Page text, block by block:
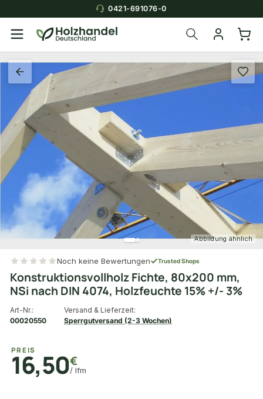
0421-691076-0
Abbildung ähnlich
Noch keine Bewertungen Trusted Shops
Konstruktionsvollholz Fichte, 80x200 mm,
NSi nach DIN 4074, Holzfeuchte 15% +/- 3%
Art-Nr.:
00020550
Versand & Lieferzeit:
Sperrgutversand (2-3 Wochen)
PREIS
16,50€
/ lfm